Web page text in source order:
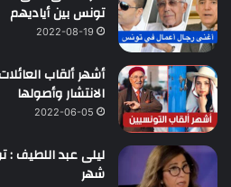
تونس بين أياديهم
2022-08-19
أشهر ألقاب
الانتشار وأصولها
2022-06-05
ليلى عبد اللطيف
شهر